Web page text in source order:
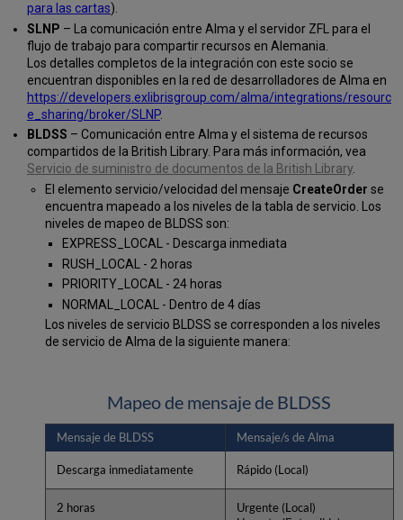
punto
API
de
InnReach
Parámetros
de
ReShare
Contribuir
con
información
al
repositorio
para las cartas).
SLNP – La comunicación entre Alma y el servidor ZFL para el
flujo de trabajo para compartir recursos en Alemania.
Los detalles completos de la integración con este socio se
encuentran disponibles en la red de desarrolladores de Alma en
https://developers.exlibrisgroup.com/alma/integrations/resourc
e_sharing/broker/SLNP.
BLDSS – Comunicación entre Alma y el sistema de recursos
compartidos de la British Library. Para más información, vea
Servicio de suministro de documentos de la British Library.
El elemento servicio/velocidad del mensaje CreateOrder se
encuentra mapeado a los niveles de la tabla de servicio. Los
niveles de mapeo de BLDSS son:
EXPRESS_LOCAL - Descarga inmediata
RUSH_LOCAL - 2 horas
PRIORITY_LOCAL - 24 horas
NORMAL_LOCAL - Dentro de 4 días
Los niveles de servicio BLDSS se corresponden a los niveles
de servicio de Alma de la siguiente manera:
Mapeo de mensaje de BLDSS
Mensaje de BLDSS Mensaje/s de Alma
Descarga inmediatamente Rápido (Local)
2 horas
Urgente (Local)